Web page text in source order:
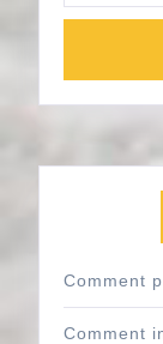
Comment
Comment